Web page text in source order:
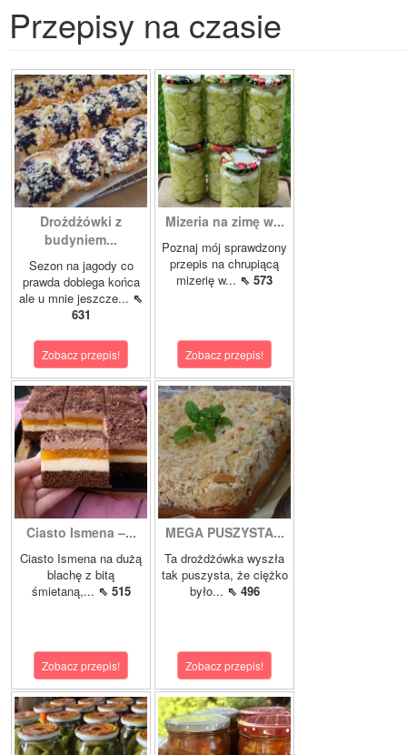
Przepisy na czasie
Drożdżówki z
budyniem...
Sezon na jagody co
prawda dobiega końca
ale u mnie jeszcze... ⇖
631
Zobacz przepis!
Mizeria na zimę w...
Poznaj mój sprawdzony
przepis na chrupiącą
mizerię w... ⇖ 573
Zobacz przepis!
Ciasto Ismena –...
Ciasto Ismena na dużą
blachę z bitą
śmietaną,... ⇖ 515
Zobacz przepis!
MEGA PUSZYSTA...
Ta drożdżówka wyszła
tak puszysta, że ciężko
było... ⇖ 496
Zobacz przepis!